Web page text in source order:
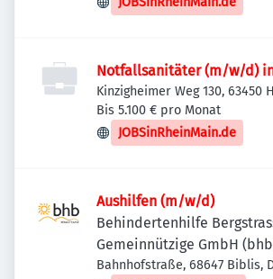
Notfallsanitäter (m/w/d)
Kinzigheimer Weg 130, 63450
Deutschland
Bis 5.100 € pro Monat
JOBSinRheinMain.de
Aushilfen (m/w/d)
Behindertenhilfe
Gemeinnützige GmbH
Bahnhofstraße, 68647 Biblis,